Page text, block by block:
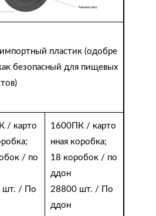
пластик (одобре
безопасный для пищевых
/ карто
/ по
шт. / По
1600ПК / карто
нная коробка;
18 коробок / по
ддон
28800 шт. / По
ддон